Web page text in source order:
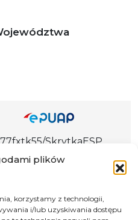
plików
korzystamy z technologii,
i/lub uzyskiwania dostępu
SkrytkaESP
Doręczeń
IGTUV-14